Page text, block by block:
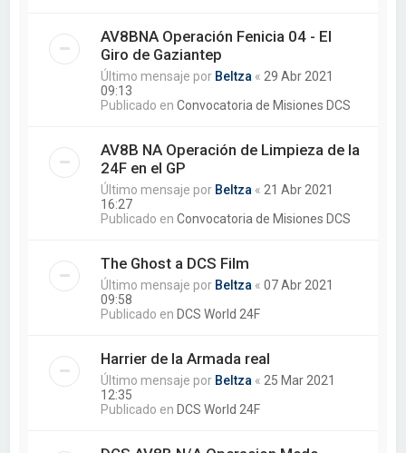
AV8BNA Operación Fenicia 04 - El
Giro de Gaziantep
Último mensaje por Beltza « 29 Abr 2021
09:13
Publicado enConvocatoria de Misiones DCS
AV8B NA Operación de Limpieza de la
24F en el GP
Último mensaje por Beltza « 21 Abr 2021
16:27
Publicado enConvocatoria de Misiones DCS
The Ghost a DCS Film
Último mensaje por Beltza «07 Abr 2021
09:58
Publicado en DCS World 24F
Harrier de la Armada real
Último mensaje por Beltza « 25 Mar 2021
12:35
Publicado en DCS World 24F